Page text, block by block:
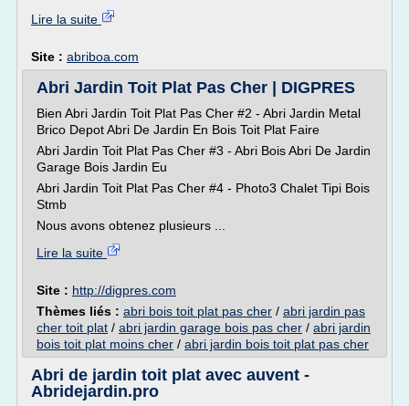
Lire la suite
Site : abriboa.com
Abri Jardin Toit Plat Pas Cher | DIGPRES
Bien Abri Jardin Toit Plat Pas Cher #2 - Abri Jardin Metal
Brico Depot Abri De Jardin En Bois Toit Plat Faire
Abri Jardin Toit Plat Pas Cher #3 - Abri Bois Abri De Jardin
Garage Bois Jardin Eu
Abri Jardin Toit Plat Pas Cher #4 - Photo3 Chalet Tipi Bois
Stmb
Nous avons obtenez plusieurs ...
Lire la suite
Site : http://digpres.com
Thèmes liés : abri bois toit plat pas cher / abri jardin pas
cher toit plat / abri jardin garage bois pas cher / abri jardin
bois toit plat moins cher / abri jardin bois toit plat pas cher
Abri de jardin toit plat avec auvent -
Abridejardin.pro